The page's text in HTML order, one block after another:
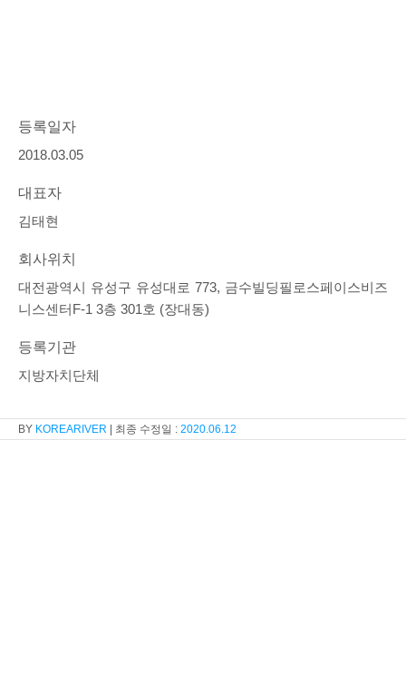
등록일자
2018.03.05
대표자
김태현
회사위치
대전광역시 유성구 유성대로 773, 금수빌딩필로스페이스비즈
니스센터F-1 3층 301호 (장대동)
등록기관
지방자치단체
KOREARIVER 2020.06.12